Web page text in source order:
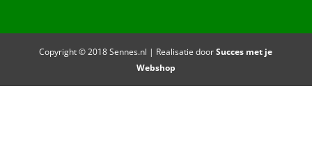
Copyright © 2018 Sennes.nl | Realisatie doorSucces met je
Webshop